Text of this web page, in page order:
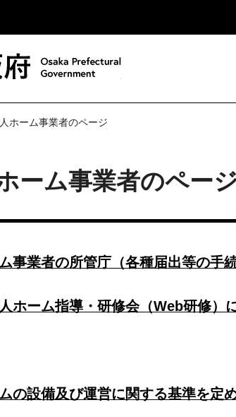
ホーム事業者のページ
ーム事業者のペー
事業者の所管庁（各種届出等の手
ホーム指導・研修会（Web研修）
の設備及び運営に関する基準を定